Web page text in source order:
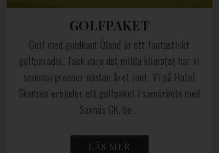
GOLFPAKET
Golf med guldkant Öland är ett fantastiskt
golfparadis. Tack vare det milda klimatet har vi
sommargreener nästan året runt. Vi på Hotel
Skansen erbjuder ett golfpaket i samarbete med
Saxnäs GK, be...
LÄS MER